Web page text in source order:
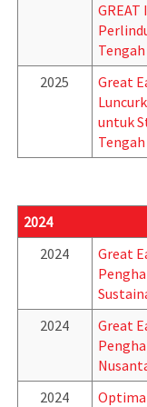
2025
Great
untuk
2024
2024
Great
2024
Great
2024